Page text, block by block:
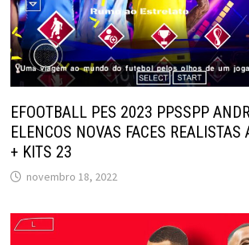
EFOOTBALL PES 2023 PPSSPP
ELENCOS NOVAS FACES REALISTAS
+ KITS 23
novembro 18, 2022